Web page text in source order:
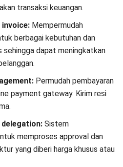
Gratis
vendor lainnya. Dengan fitur
bisnis mengelola tagihan
jika Anda tertarik untuk
HashMicro.